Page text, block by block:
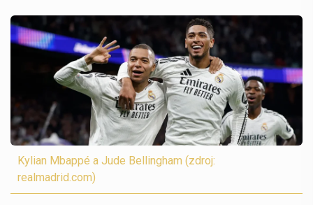
Kylian Mbappé a Jude Bellingham (zdroj:
realmadrid.com)